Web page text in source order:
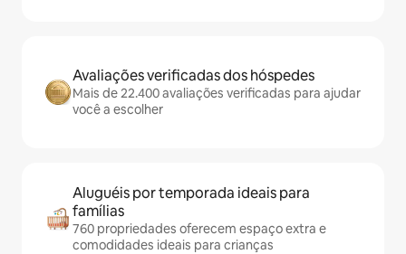
Avaliações verificadas dos hóspedes
Mais de 22.400 avaliações verificadas para ajudar
você a escolher
Aluguéis por temporada ideais para
famílias
760 propriedades oferecem espaço extra e
comodidades ideais para crianças